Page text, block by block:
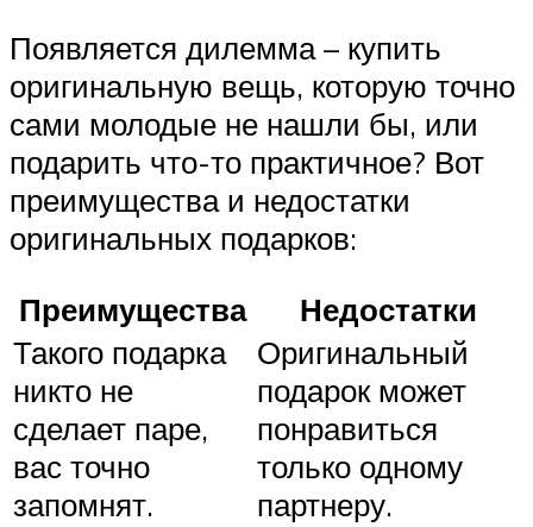
Появляется дилемма – купить
оригинальную вещь, которую точно
сами молодые не нашли бы, или
подарить что-то практичное? Вот
преимущества и недостатки
оригинальных подарков:
Преимущества
Недостатки
Такого подарка
никто не
сделает паре,
вас точно
запомнят.
Оригинальный
подарок может
понравиться
только одному
партнеру.